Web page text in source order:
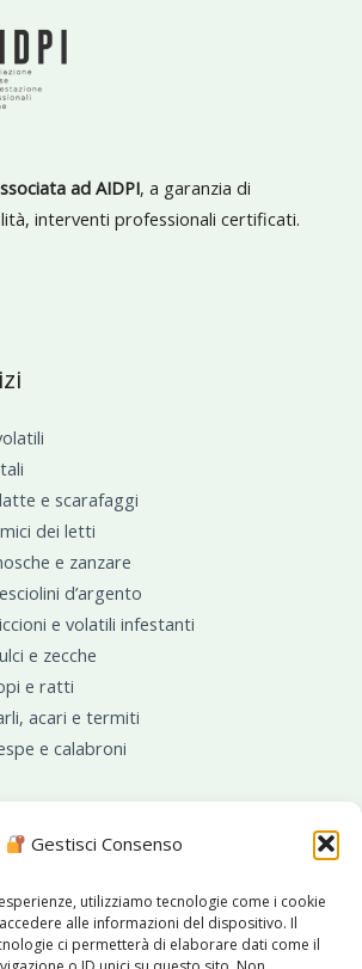
Gestisci Consenso
utilizziamo tecnologie come i cookie
alle informazioni del dispositivo. Il
ci permetterà di elaborare dati come il
ad AIDPI, a garanzia di
interventi professionali certificati.
e scarafaggi
dei letti
e zanzare
d’argento
e volatili infestanti
e zecche
e ratti
acari e termiti
e calabroni